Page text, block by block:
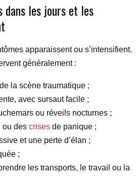
dans les jours et les
apparaissent ou s’intensifient.
généralement :
la scène traumatique ;
avec sursaut facile ;
ou réveils nocturnes ;
ou des crises de panique ;
et une perte d’élan ;
;
les transports, le travail ou la